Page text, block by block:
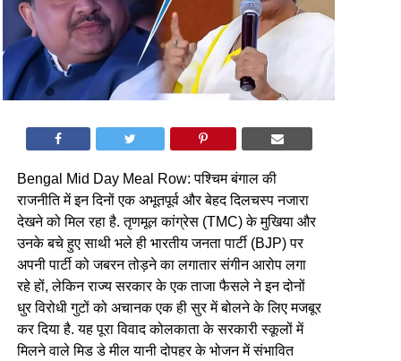
Bengal Mid Day Meal Row: पश्चिम बंगाल की
राजनीति में इन दिनों एक अभूतपूर्व और बेहद दिलचस्प नजारा
देखने को मिल रहा है. तृणमूल कांग्रेस (TMC) के मुखिया और
उनके बचे हुए साथी भले ही भारतीय जनता पार्टी (BJP) पर
अपनी पार्टी को जबरन तोड़ने का लगातार संगीन आरोप लगा
रहे हों, लेकिन राज्य सरकार के एक ताजा फैसले ने इन दोनों
धुर विरोधी गुटों को अचानक एक ही सुर में बोलने के लिए मजबूर
कर दिया है. यह पूरा विवाद कोलकाता के सरकारी स्कूलों में
मिलने वाले मिड डे मील यानी दोपहर के भोजन में संभावित